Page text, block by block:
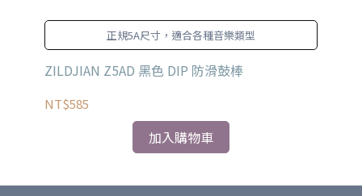
正規5A尺寸，適合各種音樂類型
ZILDJIAN Z5AD 黑色 DIP 防滑鼓棒
NT$585
加入購物車